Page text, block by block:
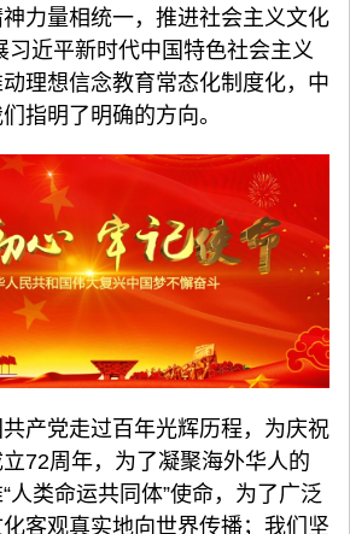
力量相统一，推进社会主义文化
习近平新时代中国特色社会主义
理想信念教育常态化制度化，中
指明了明确的方向。
产党走过百年光辉历程，为庆祝
72周年，为了凝聚海外华人的
人类命运共同体”使命，为了广泛
客观真实地向世界传播；我们坚